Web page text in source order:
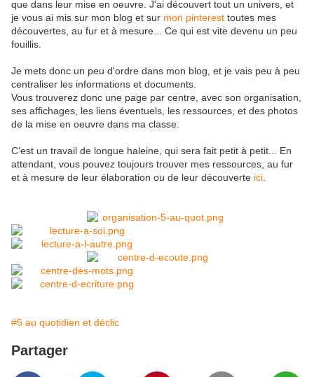
que dans leur mise en oeuvre. J'ai découvert tout un univers, et
je vous ai mis sur mon blog et sur mon pinterest toutes mes
découvertes, au fur et à mesure... Ce qui est vite devenu un peu
fouillis.
Je mets donc un peu d'ordre dans mon blog, et je vais peu à peu
centraliser les informations et documents.
Vous trouverez donc une page par centre, avec son organisation,
ses affichages, les liens éventuels, les ressources, et des photos
de la mise en oeuvre dans ma classe.
C'est un travail de longue haleine, qui sera fait petit à petit... En
attendant, vous pouvez toujours trouver mes ressources, au fur
et à mesure de leur élaboration ou de leur découverte ici
#5 au quotidien et déclic
Partager